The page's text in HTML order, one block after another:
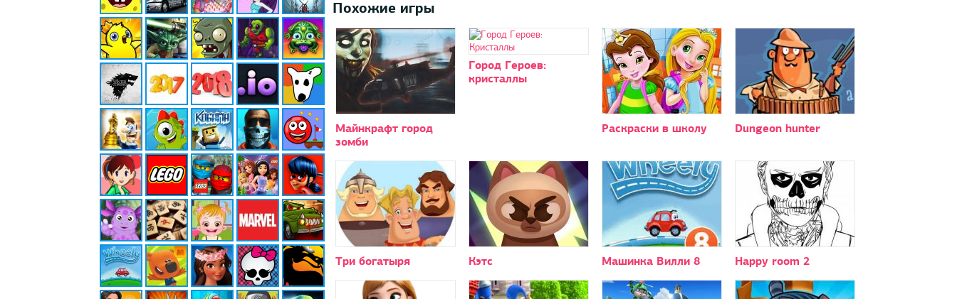
Похожие игры
Майнкрафт город
зомби
Город Героев:
кристаллы
Раскраски в школу Dungeon hunter
Три богатыря Кэтс Машинка Вилли 8 Happy room 2